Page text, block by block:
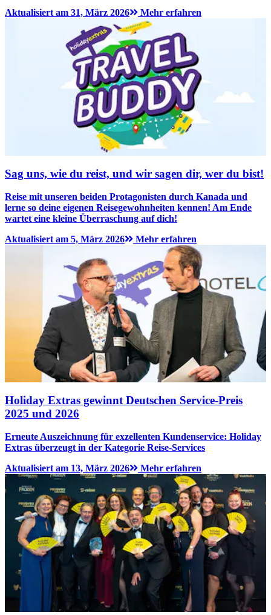
Aktualisiert am 31, März 2026 Mehr erfahren
Sag uns, wie du reist, und wir sagen dir, wer du bist!
Reise mit unseren beiden Protagonisten durch Kanada und
lerne so deine eigenen Reisegewohnheiten kennen! Am Ende
wartet eine kleine Überraschung auf dich!
Aktualisiert am 5, März 2026
Mehr erfahren
Holiday Extras gewinnt Deutschen Service-Preis
2025 und 2026
Erneute Auszeichnung für exzellenten Kundenservice: Holiday
Extras überzeugt in der Kategorie Reise-Services
Aktualisiert am 13, März 2026
Mehr erfahren